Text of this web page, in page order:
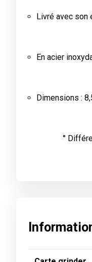
Livré avec son
En acier
Dimensions :
°